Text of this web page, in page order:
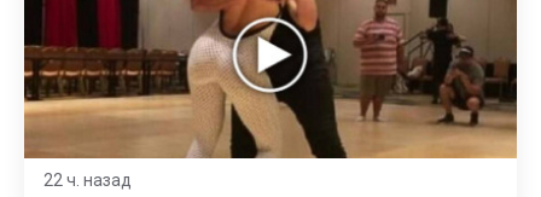
22 ч. назад